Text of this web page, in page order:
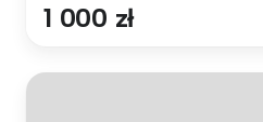
1 000 zł